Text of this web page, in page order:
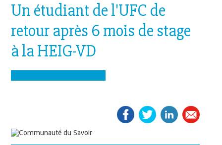
Un étudiant de l'UFC de
retour après 6 mois de stage
à la HEIG-VD